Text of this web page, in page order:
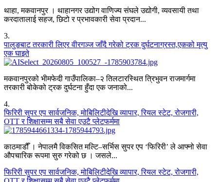
थाहा, मकवानपुर । थाहानगर उद्योग वाणिज्य संघले उद्योगी, व्यवसायी तथा
करदातालाई सहज, छिटो र प्रभावकारी सेवा प्रदान...
3.
पालुङबाट तरकारी लिएर वीरगञ्ज जाँदै गरेको ट्रक दुर्घटनाग्रस्त,एकको मृत्यु
एक घाइते
मकवानपुरको भीमफेदी गाउँपालिका–२ तिलटारस्थित त्रिभुवन राजमार्गमा
तरकारी बोकेको ट्रक दुर्घटना हुँदा एक जनाको...
4.
फिरिरी सुपर एप सार्वजनिक, मोबिलिटीदेखि व्यापार, रियल स्टेट, रोजगारी,
OTT र शिक्षासम्म सबै सेवा एउटै प्लेटफर्ममा
काठमाडौँ । नेपालमै विकसित मल्टि–सर्भिस सुपर एप ‘फिरिरी’ ले आफ्नो सेवा
औपचारिक रूपमा सुरु गरेको छ । जसले...
फिरिरी सुपर एप सार्वजनिक, मोबिलिटीदेखि व्यापार, रियल स्टेट, रोजगारी,